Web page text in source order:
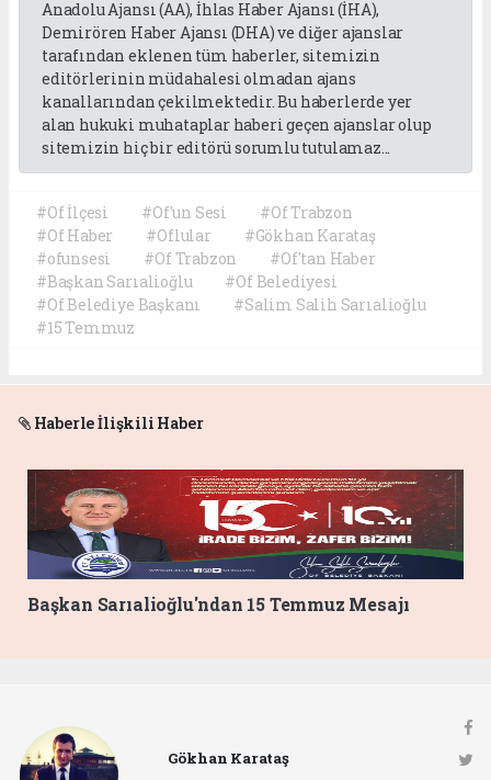
Anadolu Ajansı (AA), İhlas Haber Ajansı (İHA),
Demirören Haber Ajansı (DHA) ve diğer ajanslar
tarafından eklenen tüm haberler, sitemizin
editörlerinin müdahalesi olmadan ajans
kanallarından çekilmektedir. Bu haberlerde yer
alan hukuki muhataplar haberi geçen ajanslar olup
sitemizin hiç bir editörü sorumlu tutulamaz...
#Of İlçesi #Of'un Sesi
#Of Trabzon
#Of Haber
#Oflular
#Gökhan Karataş
#ofunsesi
#Of Trabzon
#Of'tan Haber
#Başkan Sarıalioğlu
#Of Belediyesi
#Of Belediye Başkanı
#Salim Salih Sarıalioğlu
#15 Temmuz
Haberle İlişkili Haber
Başkan Sarıalioğlu'ndan 15 Temmuz Mesajı
Gökhan Karataş